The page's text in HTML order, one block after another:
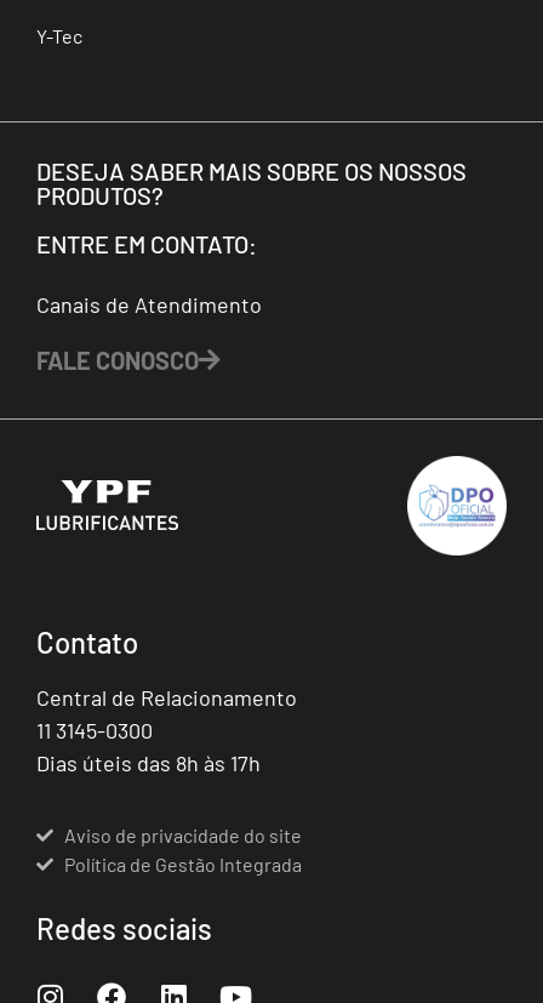
Y-Tec
DESEJA SABER MAIS SOBRE OS NOSSOS
PRODUTOS?
ENTRE EM CONTATO:
Canais de Atendimento
FALE CONOSCO
Contato
Central de Relacionamento
11 3145-0300
Dias úteis das 8h às 17h
Aviso de privacidade do site
Política de Gestão Integrada
Redes sociais